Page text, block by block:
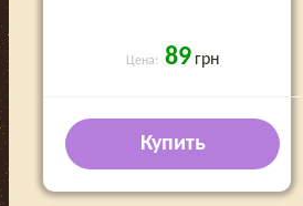
Цена: 89 грн
Купить